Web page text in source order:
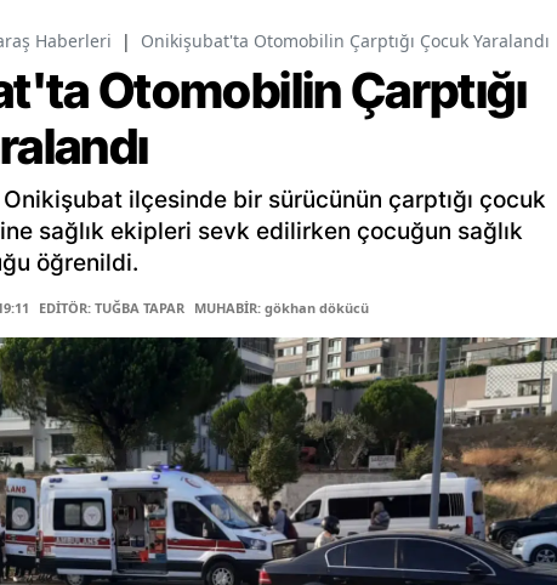
Haberleri | Onikişubat'ta Otomobilin Çarptığı Çocuk Yaralandı
Otomobilin Çarptığı
Onikişubat ilçesinde bir sürücünün çarptığı çocuk
sağlık ekipleri sevk edilirken çocuğun sağlık
öğrenildi.
EDİTÖR: TUĞBA TAPAR MUHABİR: gökhan dökücü